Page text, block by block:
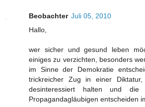
Beobachter Juli 05, 2010
Hallo,
wer sicher und gesund leben
einiges zu verzichten, besonders
im Sinne der Demokratie
trickreicher Zug in einer
desinteressiert halten und die
Propagandagläubigen entscheiden